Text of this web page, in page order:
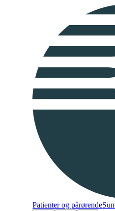
Patienter og pårørende